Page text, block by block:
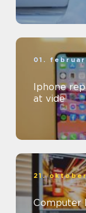
01. februar
Iphone
at vide
21.
Computer